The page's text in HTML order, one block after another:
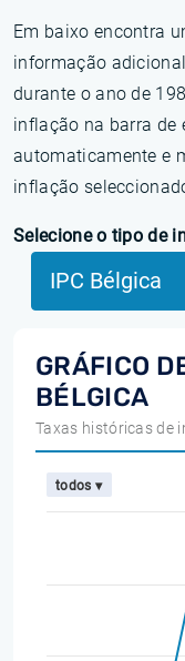
Em baixo encontra
informação
durante o ano de
inflação na barra de
automaticamente e
inflação
Selecione o tipo de
IPC Bélgica
GRÁFICO
BÉLGICA
Taxas históricas de
todos ▾